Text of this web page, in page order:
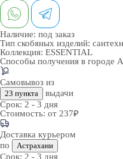
Наличие: под заказ
Тип скобяных изделий:
Коллекция: ESSENTIAL
Способы получения в городе
Самовывоз из
23 пункта
выдачи
Срок: 2 - 3 дня
Стоимость: от 237₽
Доставка курьером
по
Астрахани
Срок: 2 - 3 дня